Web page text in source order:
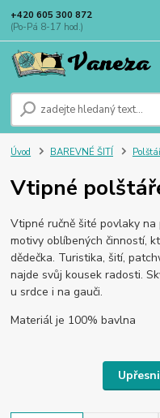
+420 605 300 872
(Po-Pá 8-17 hod.)
Úvod BAREVNÉ ŠITÍ
Vtipné
Vtipné ručně šité povlaky
motivy oblíbených činností,
dědečka. Turistika, šití,
najde svůj kousek radosti.
u srdce i na gauči.
Materiál je 100% bavlna